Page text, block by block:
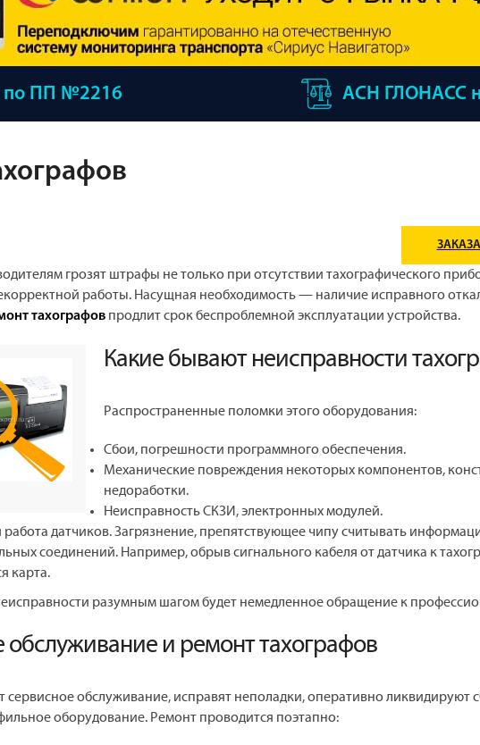
по ПП №2216 АСН ГЛОНАСС
грозят штрафы не только при отсутствии тахографического
работы. Насущная необходимость — наличие исправного
тахографов продлит срок беспроблемной эксплуатации устройства.
Какие бывают неисправности
Распространенные поломки этого оборудования:
Сбои, погрешности программного обеспечения.
Механические повреждения некоторых компонентов,
недоработки.
Неисправность СКЗИ, электронных модулей.
работа датчиков. Загрязнение, препятствующее чипу считывать
соединений. Например, обрыв сигнального кабеля от датчика к
карта.
разумным шагом будет немедленное обращение к
обслуживание и ремонт тахографов
сервисное обслуживание, исправят неполадки, оперативно ликвидируют
оборудование. Ремонт проводится поэтапно: